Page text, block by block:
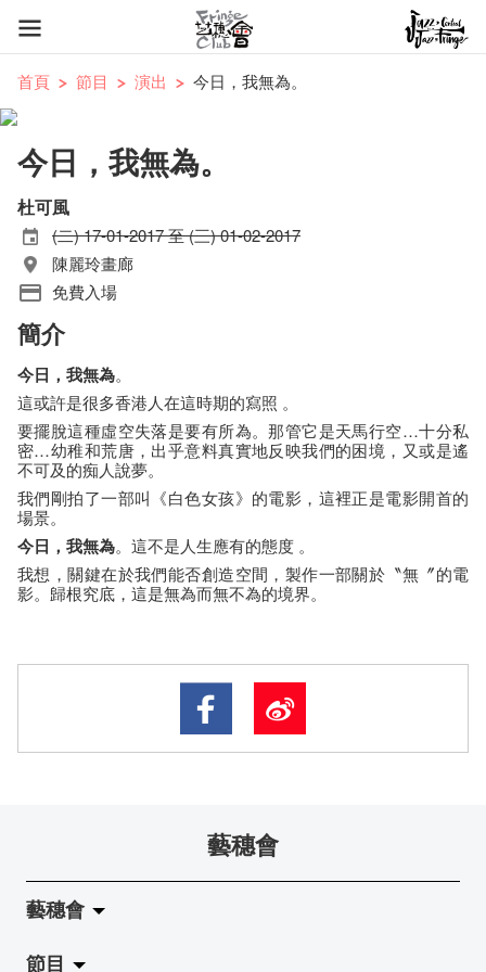
首頁 節目 演出 今日，我無為。
今日，我無為。
杜可風‬
(二) 17-01-2017 至 (三) 01-02-2017
陳麗玲畫廊
免費入場
簡介
今日，我無為。
這或許是很多香港人在這時期的寫照 。
要擺脫這種虛空失落是要有所為。那管它是天馬行空…十分私
密…幼稚和荒唐，出乎意料真實地反映我們的困境，又或是遙
不可及的痴人說夢。
我們剛拍了一部叫《白色女孩》的電影，這裡正是電影開首的
場景。
今日，我無為。這不是人生應有的態度 。
我想，關鍵在於我們能否創造空間，製作一部關於〝無〞的電
影。歸根究底，這是無為而無不為的境界。
藝穗會
藝穗會
關於藝穗會
節目